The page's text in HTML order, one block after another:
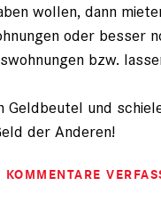
wollen, dann
oder besser
bzw.
Geldbeutel und
der Anderen!